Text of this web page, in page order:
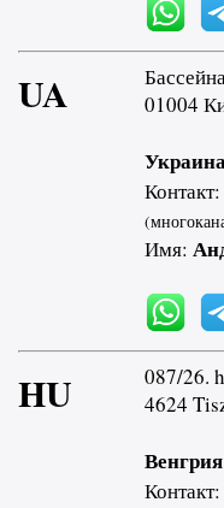
UA
01004
Контакт:
Имя:
HU
087/26.
4624
Венгрия
Контакт: